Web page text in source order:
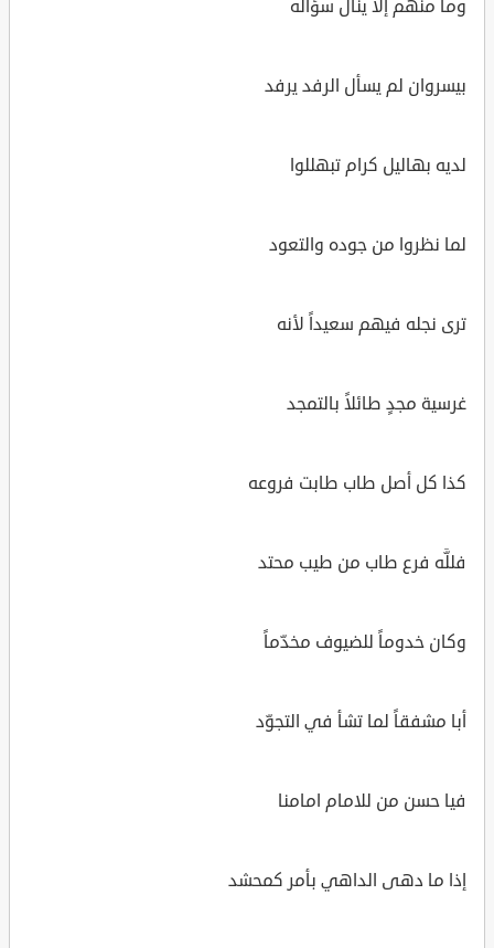
وما منهم إلا ينال سؤاله
بيسروان لم يسأل الرفد يرفد
لديه بهاليل كرام تبهللوا
لما نظروا من جوده والتعود
ترى نجله فيهم سعيداً لأنه
غرسية مجدٍ طائلاً بالتمجد
كذا كل أصل طاب طابت فروعه
فللَّه فرع طاب من طيب محتد
وكان خدوماً للضيوف مخدّماً
أبا مشفقاً لما تشأ في التجوّد
فيا حسن من للامام امامنا
إذا ما دهى الداهي بأمر كمحشد